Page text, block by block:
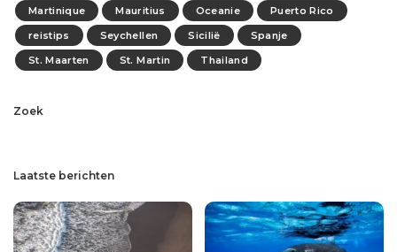
Martinique
Mauritius Oceanie
Puerto Rico
reistips
Seychellen Sicilië
Spanje
St. Maarten
St. Martin Thailand
Zoek
Laatste berichten